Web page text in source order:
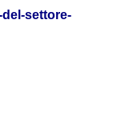
settore-